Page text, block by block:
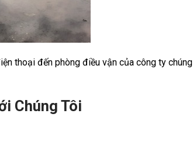
thoại đến phòng điều vận của công ty chúng
Chúng Tôi